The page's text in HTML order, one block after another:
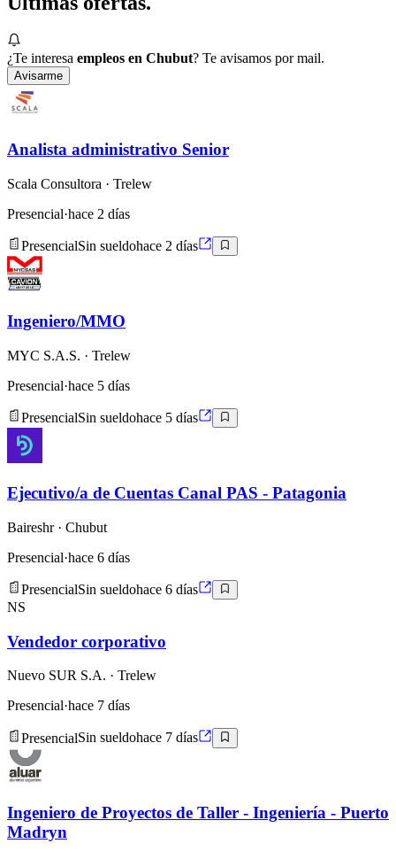
¿Te interesa empleos en Chubut? Te avisamos por mail.
Avisarme
Analista administrativo Senior
Scala Consultora · Trelew
Presencial·hace 2 días
PresencialSin sueldohace 2 días
Ingeniero/MMO
MYC S.A.S. · Trelew
Presencial·hace 5 días
PresencialSin sueldohace 5 días
Ejecutivo/a de Cuentas Canal PAS - Patagonia
Baireshr· Chubut
Presencial·hace 6 días
PresencialSin sueldohace 6 días
NS
Vendedor corporativo
Nuevo SUR S.A. · Trelew
Presencial·hace 7 días
PresencialSin sueldohace 7 días
Ingeniero de Proyectos de Taller - Ingeniería - Puerto
Madryn